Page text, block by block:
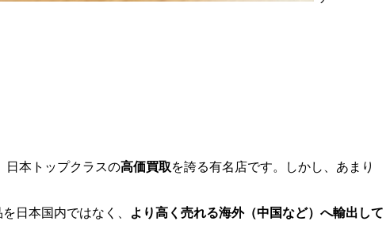
日本トップクラスの高価買取を誇る有名店です。しかし、あまり
日本国内ではなく、
より高く売れる海外（中国など）へ輸出して